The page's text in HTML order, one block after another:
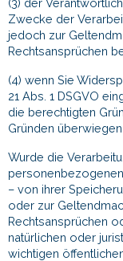
Zwecke der
jedoch zur
Rechtsansprüchen
(4) wenn Sie
21 Abs. 1 DSGVO
die berechtigten
Gründen überwiegen.
Wurde die
– von ihrer
oder zur
Rechtsansprüchen
natürlichen oder
wichtigen